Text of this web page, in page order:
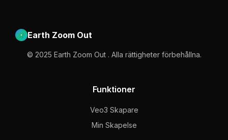
Earth Zoom Out
© 2025 Earth Zoom Out . Alla rättigheter förbehållna.
Funktioner
Veo3 Skapare
Min Skapelse